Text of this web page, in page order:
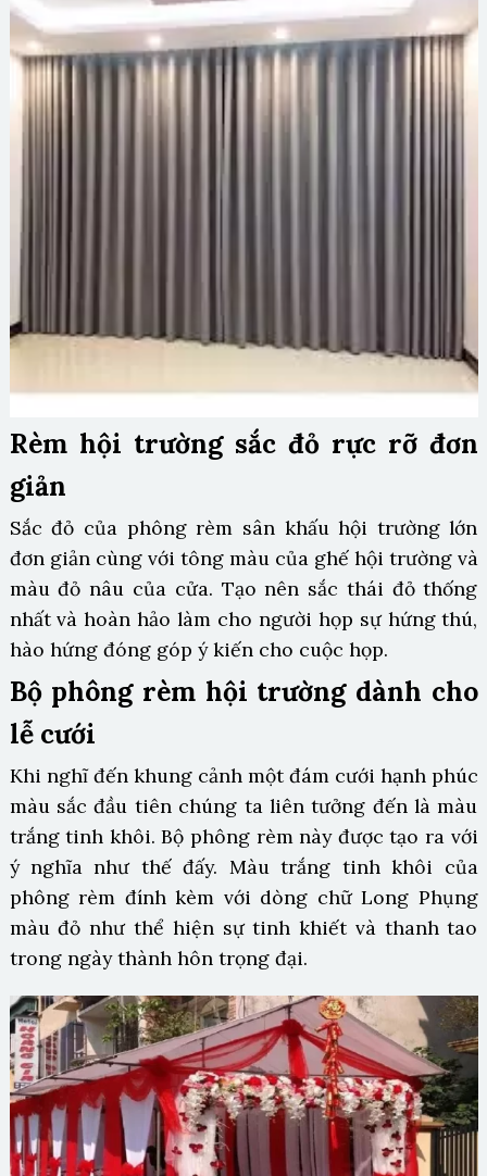
Rèm hội trường sắc đỏ rực rỡ đơn
giản
Sắc đỏ của phông rèm sân khấu hội trường lớn
đơn giản cùng với tông màu của ghế hội trường và
màu đỏ nâu của cửa. Tạo nên sắc thái đỏ thống
nhất và hoàn hảo làm cho người họp sự hứng thú,
hào hứng đóng góp ý kiến cho cuộc họp.
Bộ phông rèm hội trường dành cho
lễ cưới
Khi nghĩ đến khung cảnh một đám cưới hạnh phúc
màu sắc đầu tiên chúng ta liên tưởng đến là màu
trắng tinh khôi. Bộ phông rèm này được tạo ra với
ý nghĩa như thế đấy. Màu trắng tinh khôi của
phông rèm đính kèm với dòng chữ Long Phụng
màu đỏ như thể hiện sự tinh khiết và thanh tao
trong ngày thành hôn trọng đại.